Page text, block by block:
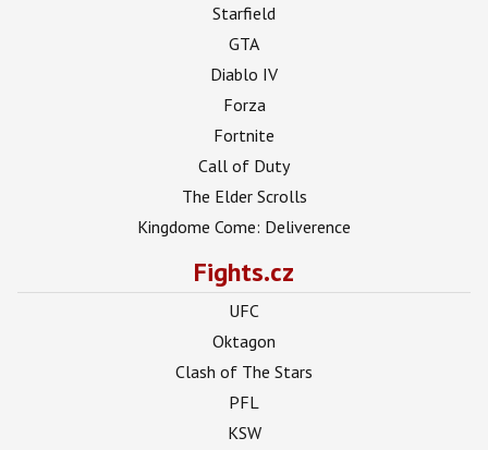
Starfield
GTA
Diablo IV
Forza
Fortnite
Call of Duty
The Elder Scrolls
Kingdome Come: Deliverence
Fights.cz
UFC
Oktagon
Clash of The Stars
PFL
KSW